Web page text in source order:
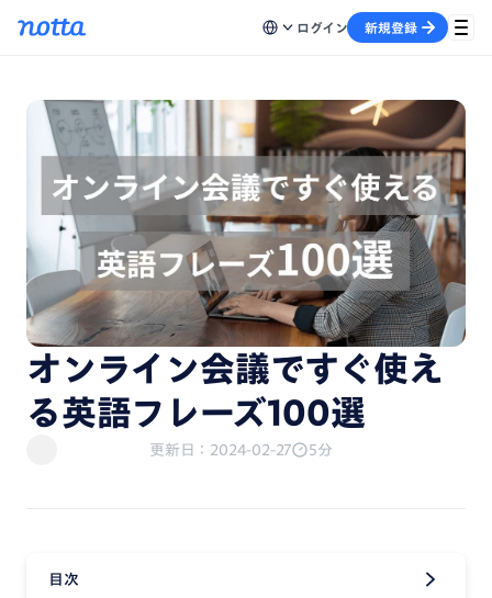
ログイン 新規登録
オンライン会議ですぐ使え
る英語フレーズ100選
更新日：2024-02-27 5分
目次